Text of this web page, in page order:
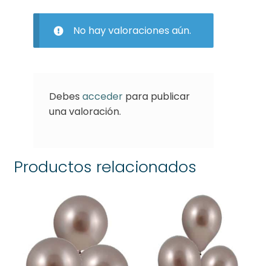
No hay valoraciones aún.
Debes accederpara publicar
una valoración.
Productos relacionados